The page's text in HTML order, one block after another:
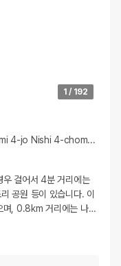
1 / 192
Nishi 4-chome, Chuo-ku
우 걸어서 4분 거리에는
공원 등이 있습니다. 이
며, 0.8km 거리에는 나…